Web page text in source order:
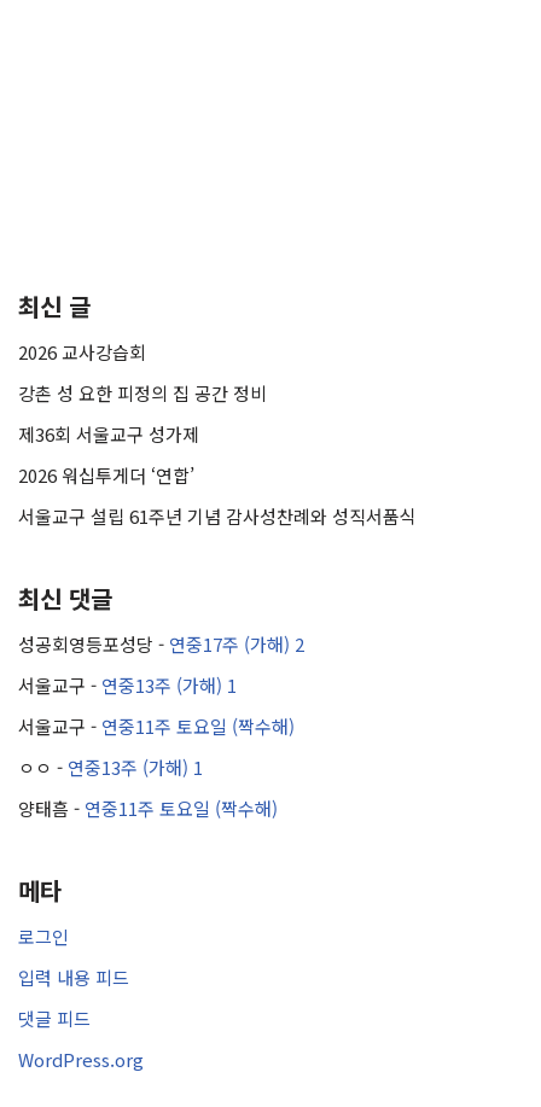
최신 글
2026 교사강습회
강촌 성 요한 피정의 집 공간 정비
제36회 서울교구 성가제
2026 워십투게더 ‘연합’
서울교구 설립 61주년 기념 감사성찬례와 성직서품식
최신 댓글
성공회영등포성당 - 연중17주 (가해) 2
서울교구 - 연중13주 (가해) 1
서울교구 - 연중11주 토요일 (짝수해)
ㅇㅇ - 연중13주 (가해) 1
양태흠 - 연중11주 토요일 (짝수해)
메타
로그인
입력 내용 피드
댓글 피드
WordPress.org